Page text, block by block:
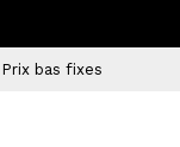
Prix ​​bas fixes